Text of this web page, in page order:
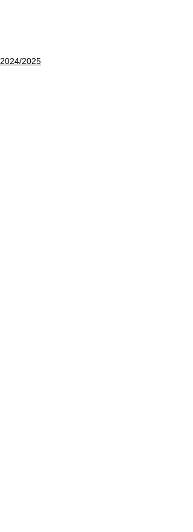
2024/2025